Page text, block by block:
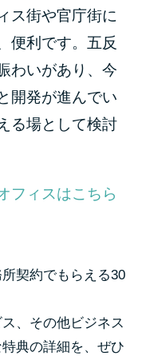
ス街や官庁街に
便利です。五反
わいがあり、今
開発が進んでい
る場として検討
フィスはこちら
契約でもらえる30
、その他ビジネス
典の詳細を、ぜひ